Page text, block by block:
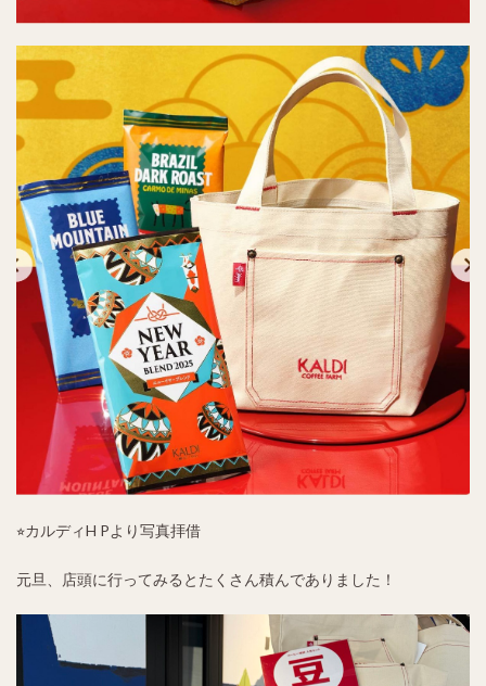
⭐︎カルディH Pより写真拝借
元旦、店頭に行ってみるとたくさん積んでありました！